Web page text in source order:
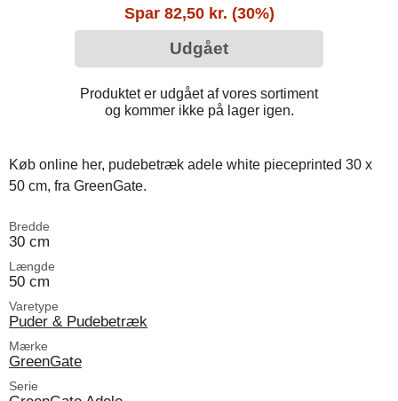
Spar 82,50 kr. (30%)
Udgået
Produktet er udgået af vores sortiment
og kommer ikke på lager igen.
Køb online her, pudebetræk adele white pieceprinted 30 x
50 cm, fra GreenGate.
Bredde
30 cm
Længde
50 cm
Varetype
Puder & Pudebetræk
Mærke
GreenGate
Serie